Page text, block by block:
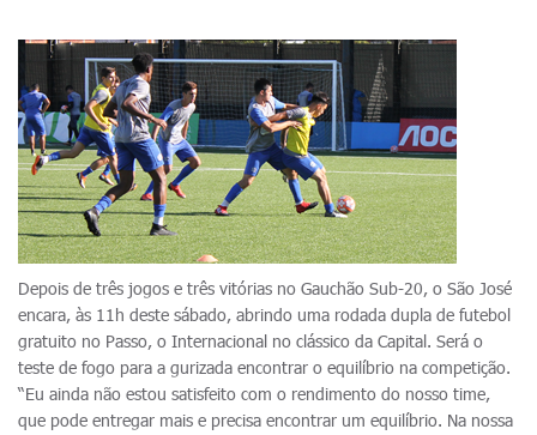
Depois de três jogos e três vitórias no Gauchão Sub-20, o São José
encara, às 11h deste sábado, abrindo uma rodada dupla de futebol
gratuito no Passo, o Internacional no clássico da Capital. Será o
teste de fogo para a gurizada encontrar o equilíbrio na competição.
“Eu ainda não estou satisfeito com o rendimento do nosso time,
que pode entregar mais e precisa encontrar um equilíbrio. Na nossa